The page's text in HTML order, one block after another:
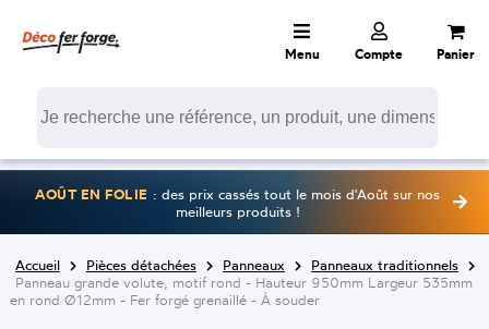
Menu Compte Panier
AOÛT EN FOLIE : des prix cassés tout le mois d'Août sur nos
meilleurs produits !
Accueil Pièces détachées Panneaux
Panneaux traditionnels
Panneau grande volute, motif rond - Hauteur 950mm Largeur 535mm
en rond Ø12mm - Fer forgé grenaillé - À souder